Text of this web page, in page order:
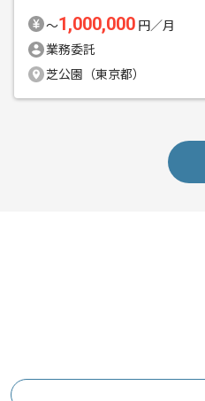
〜1,000,000 円／月
業務委託
芝公園（東京都）